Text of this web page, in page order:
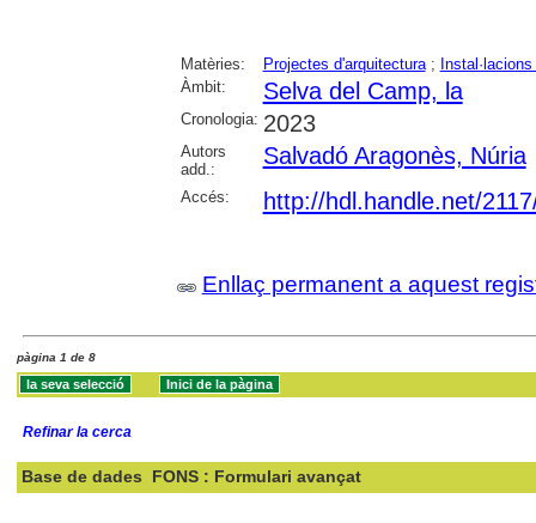
Matèries: Projectes d'arquitectura;
Àmbit:
Selva del Camp, la
Cronologia: 2023
Autors
add.:
Salvadó Aragonès, Núria
Accés: http://hdl.handle.net/
Enllaç permanent a aquest
pàgina 1 de 8
Refinar la cerca
Base de dades FONS : Formulari avançat